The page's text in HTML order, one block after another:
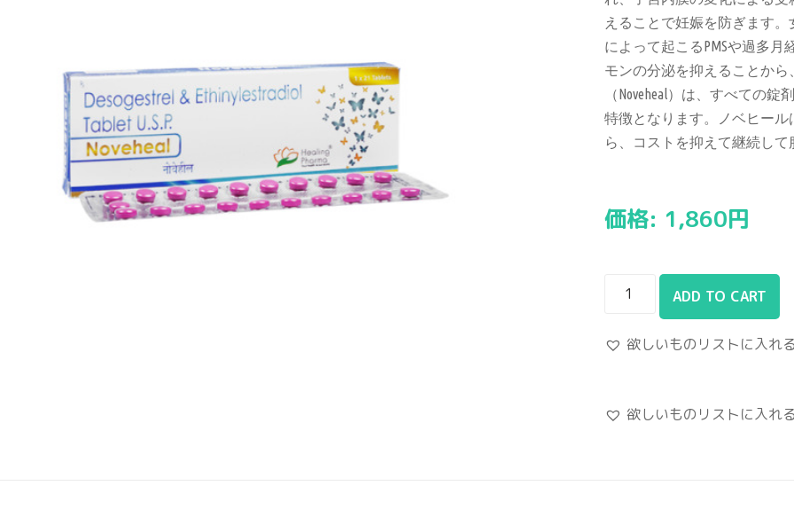
えることで妊娠を防ぎます
によって起こるPMSや過多
モンの分泌を抑えることか
（Noveheal）は、すべての
特徴となります。ノベヒー
ら、コストを抑えて継続し
価格: 1,860円
ADD TO CART
欲しいものリストに入れ
欲しいものリストに入れ